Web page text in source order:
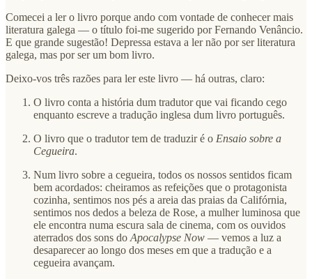
Comecei a ler o livro porque ando com vontade de conhecer mais
literatura galega — o título foi-me sugerido por Fernando Venâncio.
E que grande sugestão! Depressa estava a ler não por ser literatura
galega, mas por ser um bom livro.
Deixo-vos três razões para ler este livro — há outras, claro:
O livro conta a história dum tradutor que vai ficando cego
enquanto escreve a tradução inglesa dum livro português.
O livro que o tradutor tem de traduzir é o Ensaio sobre a
Cegueira.
Num livro sobre a cegueira, todos os nossos sentidos ficam
bem acordados: cheiramos as refeições que o protagonista
cozinha, sentimos nos pés a areia das praias da Califórnia,
sentimos nos dedos a beleza de Rose, a mulher luminosa que
ele encontra numa escura sala de cinema, com os ouvidos
aterrados dos sons do Apocalypse Now — vemos a luz a
desaparecer ao longo dos meses em que a tradução e a
cegueira avançam.